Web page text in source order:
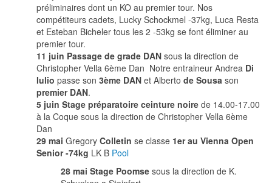
préliminaires dont un KO au premier tour. Nos
compétiteurs cadets, Lucky Schockmel -37kg, Luca Resta
et Esteban Bicheler tous les 2 -53kg se font éliminer au
premier tour.
11 juin Passage de grade DAN sous la direction de
Christopher Vella 6ème Dan Notre entraineur Andrea Di
Iulio passe son 3ème DAN et Alberto de Sousa son
premier DAN.
5 juin Stage préparatoire ceinture noire de 14.00-17.00
à la Coque sous la direction de Christopher Vella 6ème
Dan
29 mai Gregory Colletin se classe 1er au Vienna Open
Senior -74kg LK B Pool
28 mai Stage Poomse sous la direction de K.